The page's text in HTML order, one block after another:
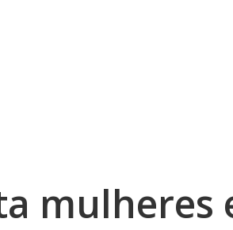
mulheres